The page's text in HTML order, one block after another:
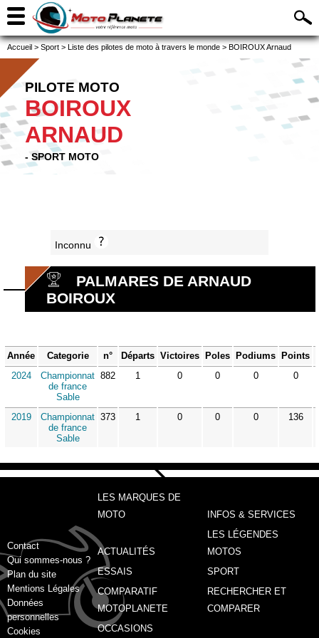
Accueil > Sport > Liste des pilotes de moto à travers le monde > BOIROUX Arnaud
PILOTE MOTO
BOIROUX
ARNAUD
- SPORT MOTO
Inconnu
PALMARES DE ARNAUD
BOIROUX
Année Categorie n° Départs Victoires Poles Podiums Points
2024
Championnat
de france
Sable
882 1 0 0 0 0
2019
Championnat
de france
Sable
373 1 0 0 0 136
Contact
Qui sommes-nous ?
Plan du site
Mentions Légales
Données
personnelles
Cookies
LES MARQUES DE
MOTO
INFOS & SERVICES
ACTUALITÉS
LES LÉGENDES
MOTOS
ESSAIS
SPORT
COMPARATIF
MOTOPLANETE
RECHERCHER ET
COMPARER
OCCASIONS